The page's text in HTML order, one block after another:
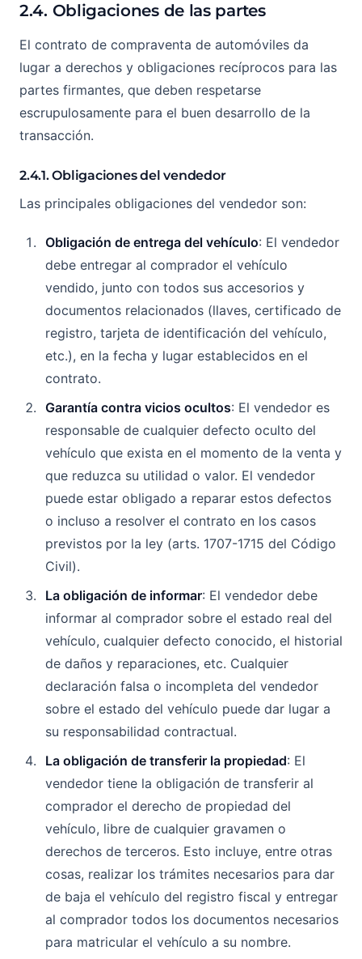
2.4. Obligaciones de las partes
El contrato de compraventa de automóviles da
lugar a derechos y obligaciones recíprocos para las
partes firmantes, que deben respetarse
escrupulosamente para el buen desarrollo de la
transacción.
2.4.1. Obligaciones del vendedor
Las principales obligaciones del vendedor son:
Obligación de entrega del vehículo: El vendedor
debe entregar al comprador el vehículo
vendido, junto con todos sus accesorios y
documentos relacionados (llaves, certificado de
registro, tarjeta de identificación del vehículo,
etc.), en la fecha y lugar establecidos en el
contrato.
Garantía contra vicios ocultos: El vendedor es
responsable de cualquier defecto oculto del
vehículo que exista en el momento de la venta y
que reduzca su utilidad o valor. El vendedor
puede estar obligado a reparar estos defectos
o incluso a resolver el contrato en los casos
previstos por la ley (arts. 1707-1715 del Código
Civil).
La obligación de informar: El vendedor debe
informar al comprador sobre el estado real del
vehículo, cualquier defecto conocido, el historial
de daños y reparaciones, etc. Cualquier
declaración falsa o incompleta del vendedor
sobre el estado del vehículo puede dar lugar a
su responsabilidad contractual.
La obligación de transferir la propiedad: El
vendedor tiene la obligación de transferir al
comprador el derecho de propiedad del
vehículo, libre de cualquier gravamen o
derechos de terceros. Esto incluye, entre otras
cosas, realizar los trámites necesarios para dar
de baja el vehículo del registro fiscal y entregar
al comprador todos los documentos necesarios
para matricular el vehículo a su nombre.